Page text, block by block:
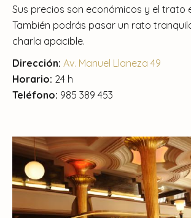
Sus precios son económicos y el trato
También podrás pasar un rato
charla apacible.
Dirección: Av. Manuel Llaneza 49
Horario: 24 h
Teléfono: 985 389 453